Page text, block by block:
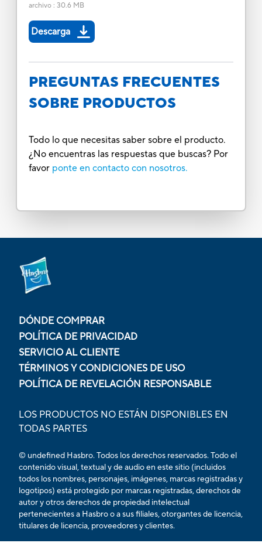
archivo: 30.6 MB
Descarga
PREGUNTAS FRECUENTES
SOBRE PRODUCTOS
Todo lo que necesitas saber sobre el producto.
¿No encuentras las respuestas que buscas? Por
favor ponte en contacto con nosotros.
DÓNDE COMPRAR
POLÍTICA DE PRIVACIDAD
SERVICIO AL CLIENTE
TÉRMINOS Y CONDICIONES DE USO
POLÍTICA DE REVELACIÓN RESPONSABLE
LOS PRODUCTOS NO ESTÁN DISPONIBLES EN
TODAS PARTES
© undefined Hasbro. Todos los derechos reservados. Todo el
contenido visual, textual y de audio en este sitio (incluidos
todos los nombres, personajes, imágenes, marcas registradas y
logotipos) está protegido por marcas registradas, derechos de
autor y otros derechos de propiedad intelectual
pertenecientes a Hasbro o a sus filiales, otorgantes de licencia,
titulares de licencia, proveedores y clientes.